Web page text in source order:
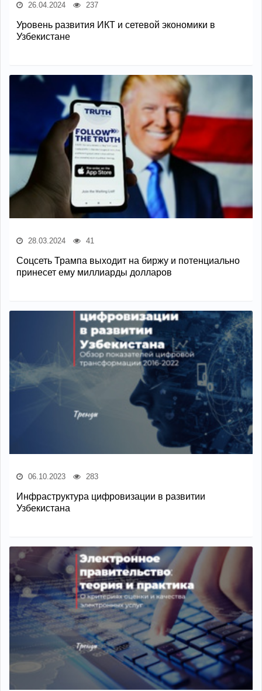
26.04.2024 237
Уровень развития ИКТ и сетевой экономики в
Узбекистане
28.03.2024 41
Соцсеть Трампа выходит на биржу и потенциально
принесет ему миллиарды долларов
06.10.2023 283
Инфраструктура цифровизации в развитии
Узбекистана